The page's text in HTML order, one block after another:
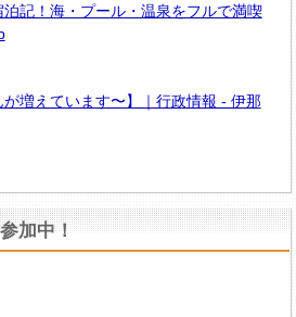
泊記！海・プール・温泉をフルで満喫
増えています〜】｜行政情報 - 伊那
加中！